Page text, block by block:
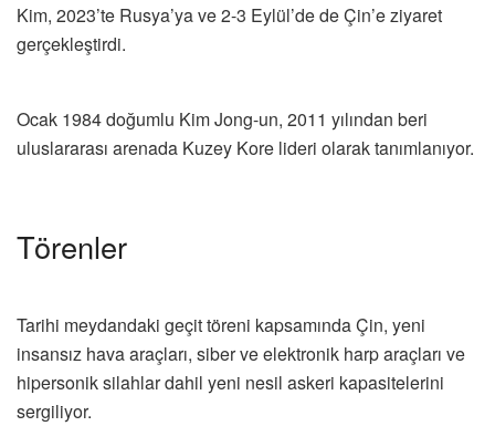
Kim, 2023’te Rusya’ya ve 2-3 Eylül’de de Çin’e ziyaret
gerçekleştirdi.
Ocak 1984 doğumlu Kim Jong-un, 2011 yılından beri
uluslararası arenada Kuzey Kore lideri olarak tanımlanıyor.
Törenler
Tarihi meydandaki geçit töreni kapsamında Çin, yeni
insansız hava araçları, siber ve elektronik harp araçları ve
hipersonik silahlar dahil yeni nesil askeri kapasitelerini
sergiliyor.